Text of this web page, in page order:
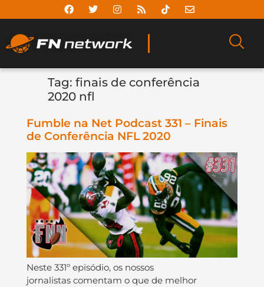
Tag: finais de conferência
2020 nfl
Fumble na Net Podcast 331 – Finais
de Conferência NFL 2020
Neste 331º episódio, os nossos
jornalistas comentam o que de melhor